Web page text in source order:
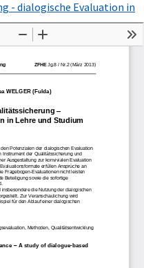
- dialogische Evaluation in